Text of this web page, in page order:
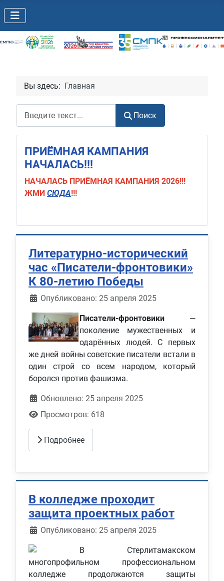
Вы здесь: Главная
Поиск
ПРИЁМНАЯ КАМПАНИЯ
НАЧАЛАСЬ!!!
НАЧАЛАСЬ ПРИЁМНАЯ КАМПАНИЯ 2026!!!
ЖМИ СЮДА!!!
Литературно-исторический
час «Писатели-фронтовики»
К 80-летию Победы
Информация о материале
Опубликовано: 25 апреля 2025
Писатели-фронтовики—
поколение мужественных и
одарённых людей. С первых
же дней войны советские писатели встали в
один строй со всем народом, который
боролся против фашизма.
Обновлено: 25 апреля 2025
Просмотров: 618
Подробнее
В колледже проходит
защита проектных работ
Информация о материале
Опубликовано: 25 апреля 2025
В Стерлитамакском
многопрофильном профессиональном
колледже продолжаются защиты